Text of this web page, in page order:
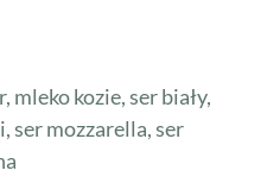
mleko kozie, ser biały,
ser mozzarella, ser